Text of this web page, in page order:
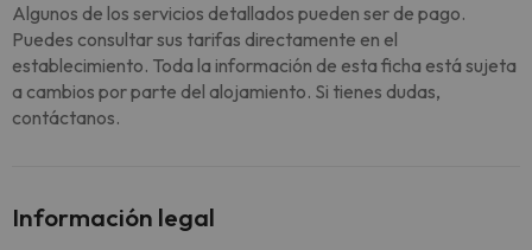
Algunos de los servicios detallados pueden ser de pago.
Puedes consultar sus tarifas directamente en el
establecimiento. Toda la información de esta ficha está sujeta
a cambios por parte del alojamiento. Si tienes dudas,
contáctanos.
Información legal